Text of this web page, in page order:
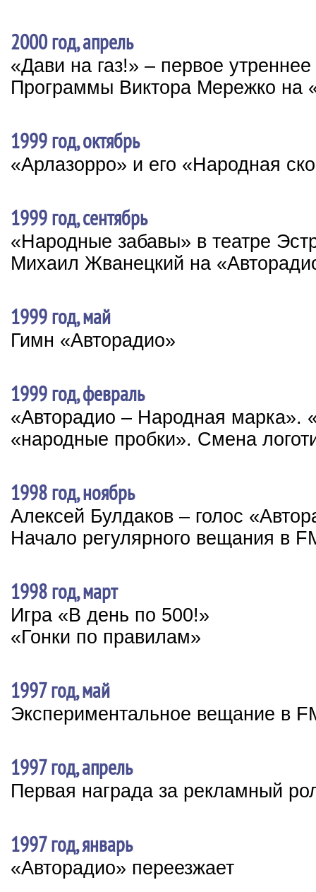
2000 год, апрель
«Дави на газ!» – первое
Программы Виктора Мережко на
1999 год, октябрь
«Арлазорро» и его «Народная
1999 год, сентябрь
«Народные забавы» в театре
Михаил Жванецкий на
1999 год, май
Гимн «Авторадио»
1999 год, февраль
«Авторадио – Народная марка».
«народные пробки». Смена
1998 год, ноябрь
Алексей Булдаков – голос
Начало регулярного вещания в
1998 год, март
Игра «В день по 500!»
«Гонки по правилам»
1997 год, май
Экспериментальное вещание в
1997 год, апрель
Первая награда за рекламный
1997 год, январь
«Авторадио» переезжает